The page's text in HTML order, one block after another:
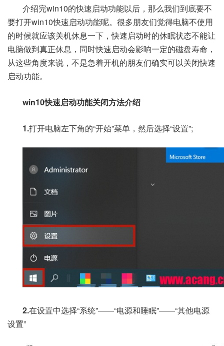
介绍完win10的快速启动功能以后，那么我们到底要不
要打开win10快速启动功能呢。很多朋友们觉得电脑不使用
的时候就应该关机休息一下，快速启动时的休眠状态不能让
电脑做到真正休息，同时快速启动会影响一定的磁盘寿命，
从这些角度来说，不是急着开机的朋友们确实可以关闭快速
启动功能。
win10快速启动功能关闭方法介绍
1.打开电脑左下角的“开始”菜单，然后选择“设置”;
2.在设置中选择“系统”——“电源和睡眠”——“其他电源
设置”